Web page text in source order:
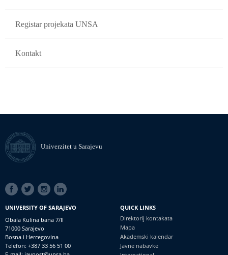
Registar projekata UNSA
Kontakt
Univerzitet u Sarajevu
SOCIAL
LINKS
UNIVERSITY OF SARAJEVO
Obala Kulina bana 7/II
71000 Sarajevo
Bosna i Hercegovina
Telefon: +387 33 56 51 00
QUICK LINKS
Direktorij kontakata
Mapa
Akademski kalendar
Javne nabavke